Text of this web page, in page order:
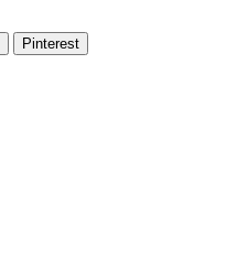
Pinterest